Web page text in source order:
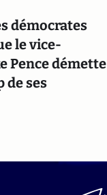
démocrates
le vice-
Pence démette
de ses